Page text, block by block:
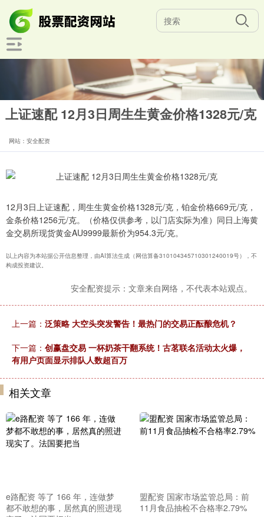
上证速配 12月3日周生生黄金价格1328元/克
网站：安全配资
12月3日上证速配，周生生黄金价格1328元/克，铂金价格669元/克，
金条价格1256元/克。（价格仅供参考，以门店实际为准）同日上海黄
金交易所现货黄金AU9999最新价为954.3元/克。
以上内容为本站据公开信息整理，由AI算法生成（网信算备310104345710301240019号），不
构成投资建议。
安全配资提示：文章来自网络，不代表本站观点。
上一篇： 泛策略 大空头突发警告！最热门的交易正酝酿危机？
下一篇： 创赢盘交易 一杯奶茶干翻系统！古茗联名活动太火爆，
有用户页面显示排队人数超百万
相关文章
e路配资 等了 166 年，连做梦
都不敢想的事，居然真的照进现
盟配资 国家市场监管总局：前
11月食品抽检不合格率2.79%